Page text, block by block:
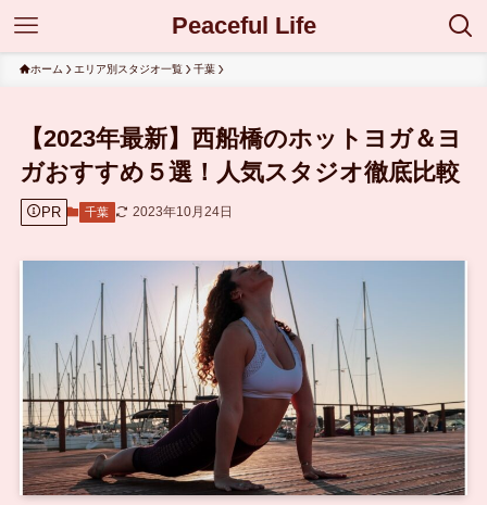
Peaceful Life
ホーム エリア別スタジオ一覧 千葉
【2023年最新】西船橋のホットヨガ＆ヨ
ガおすすめ５選！人気スタジオ徹底比較
PR 千葉 2023年10月24日